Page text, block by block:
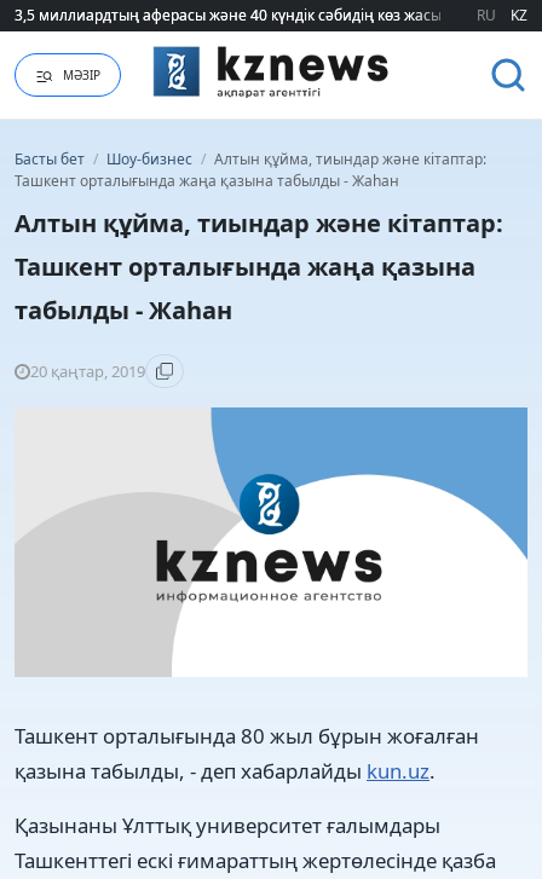
3,5 миллиардтың аферасы және 40 күндік сәбидің көз жасы:
3,5 миллиардтың аферасы және 40 күндік сәбидің көз жасы: RU KZ
МӘЗІР
Басты бет / Шоу-бизнес / Алтын құйма, тиындар және кітаптар:
Ташкент орталығында жаңа қазына табылды - Жаһан
Алтын құйма, тиындар және кітаптар:
Ташкент орталығында жаңа қазына
табылды - Жаһан
20 қаңтар, 2019
Ташкент орталығында 80 жыл бұрын жоғалған
қазына табылды, - деп хабарлайды kun.uz.
Қазынаны Ұлттық университет ғалымдары
Ташкенттегі ескі ғимараттың жертөлесінде қазба